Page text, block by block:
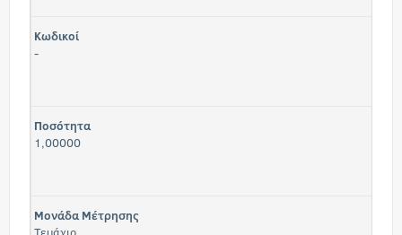
Κωδικοί
-
Ποσότητα
1,00000
Μονάδα Μέτρησης